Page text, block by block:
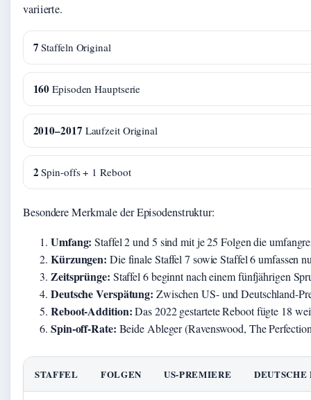
variierte.
7 Staffeln Original
160 Episoden Hauptserie
2010–2017 Laufzeit Original
2 Spin-offs + 1 Reboot
Besondere Merkmale der Episodenstruktur:
Umfang: Staffel 2 und 5 sind mit je 25 Folgen die
Kürzungen: Die finale Staffel 7 sowie Staffel 6 umfassen
Zeitsprünge: Staffel 6 beginnt nach einem fünfjährigen
Deutsche Verspätung: Zwischen US- und Deutschland-
Reboot-Addition:Das 2022 gestartete Reboot fügte 18
Spin-off-Rate: Beide Ableger (Ravenswood, The
STAFFEL FOLGEN US-PREMIERE